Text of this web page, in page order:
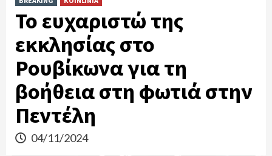
Το ευχαριστώ της
εκκλησίας στο
Ρουβίκωνα για τη
βοήθεια στη φωτιά στην
Πεντέλη
04/11/2024